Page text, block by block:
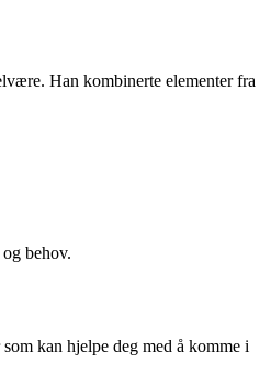
Han kombinerte elementer fra
behov.
kan hjelpe deg med å komme i